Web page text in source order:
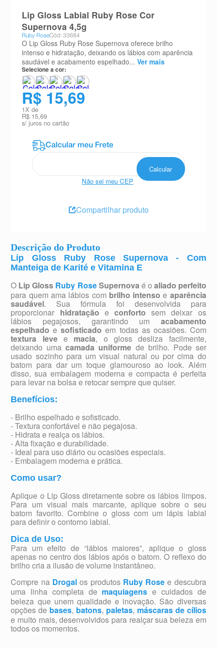
Descrição do Produto
Lip Gloss Ruby Rose Supernova - Com
Manteiga de Karité e Vitamina E
O Lip Gloss Ruby RoseSupernovaé o aliado perfeito
para quem ama lábios com brilho intenso e aparência
saudável. Sua fórmula foi desenvolvida para
proporcionar hidratação e conforto sem deixar os
lábios pegajosos, garantindo um acabamento
espelhado esofisticado em todas as ocasiões. Com
textura levee macia, o gloss desliza facilmente,
deixando umacamada uniforme de brilho. Pode ser
usado sozinho para um visual natural ou por cima do
batom para dar um toque glamouroso ao look. Além
disso, sua embalagem moderna e compacta é perfeita
para levar na bolsa e retocar sempre que quiser.
Benefícios:
- Brilho espelhado e sofisticado.
- Textura confortável e não pegajosa.
- Hidrata e realça os lábios.
- Alta fixação e durabilidade.
- Ideal para uso diário ou ocasiões especiais.
- Embalagem moderna e prática.
Como usar?
Aplique o Lip Gloss diretamente sobre os lábios limpos.
Para um visual mais marcante, aplique sobre o seu
batom favorito. Combine o gloss com um lápis labial
para definir o contorno labial.
Dica de Uso:
Para um efeito de “lábios maiores”, aplique o gloss
apenas no centro dos lábios após o batom. O reflexo do
brilho cria a ilusão de volume instantâneo.
Compre na Drogalos produtos Ruby Rose e descubra
uma linha completa de maquiagens e cuidados de
beleza que unem qualidade e inovação. São diversas
opções de bases, batons, paletas, máscaras de cílios
e muito mais, desenvolvidos para realçar sua beleza em
todos os momentos.
Lip Gloss Labial Ruby Rose Cor
Supernova 4,5g
Ruby RoseCód: 33684
O Lip Gloss Ruby Rose Supernova oferece brilho
intenso e hidratação, deixando os lábios com aparência
saudável e acabamento espelhado... Ver mais
Selecione a cor:
R$ 15,69
1X de
R$ 15,69
s/ juros no cartão
Não sei meu CEP
Compartilhar produto
esmalte
10ºabsorvente